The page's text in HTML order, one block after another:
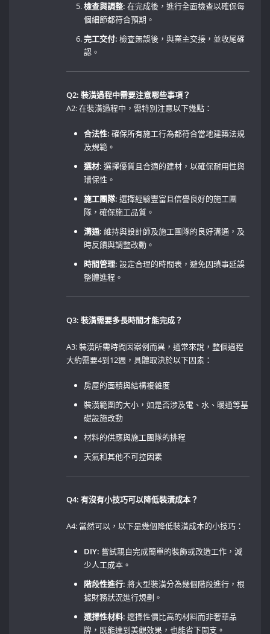
檢查與調整: 在完成後，進行全面檢查以確保每
個細節都符合預期。 ⁢
完工交付: ⁣檢查無誤後，與業主交接，並收尾確
認。
Q2: 裝潢過程中需要注意哪些事項？
A2: 在裝潢過程中，需特別注意以下幾點：⁢
合法性: 確保所有施工行為都符合當地建築法規
及規範。 ‌
選材: ⁣選擇優質且合適的建材，以確保耐用性與
環保性。⁣ ⁣
施工團隊: 選擇經驗豐富且信譽良好的施工團
隊，確保施工品質。⁤
溝通: 維持與設計師及施工團隊的良好溝通，及
時反饋與調整改動。
時間管理: 設定合理的時間表，避免因瑣事延誤
整體進程。
Q3: 裝潢需要多長時間才能完成？
A3: 裝潢所需時間因案例而異，通常來說，整個過程
大約需要4到12週，具體取決於以下因素： ⁢
房屋的面積與結構複雜度‌ ‍
裝潢範圍的大小，如是否涉及電、水、暖通等基
礎設施改動 ⁢
材料的供應與施工團隊的排程 ⁤
天氣和其他不可控因素
Q4: ‌有沒有小技巧可以降低裝潢成本？
A4: ⁢當然可以，以下是幾個降低裝潢成本的小技巧： ‌
DIY: ⁣嘗試親自完成簡單的裝飾或改造工作，減
少人工成本。 ⁢ ‍
階段性進行: 將大型裝潢分為幾個階段進行，根
據財務狀況進行規劃。
選擇性材料: 選擇性價比高的材料而非奢華品
牌，既能達到美觀效果，也能省下開支。